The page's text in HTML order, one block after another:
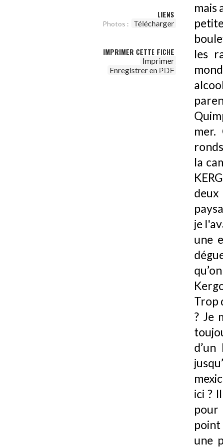
LIENS
Photos : Télécharger
IMPRIMER CETTE FICHE
Imprimer
Enregistrer en PDF
mais
les
mer.
la
je
une
Trop
? Je
ici ?
pour
une